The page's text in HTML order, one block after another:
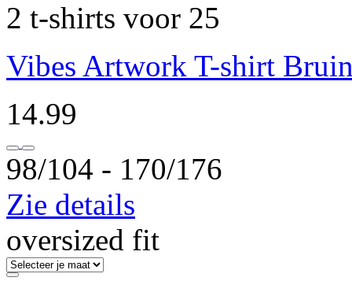
2 t-shirts voor 25
Vibes Artwork T-shirt
14.99
98/104 ‐ 170/176
Zie details
oversized fit